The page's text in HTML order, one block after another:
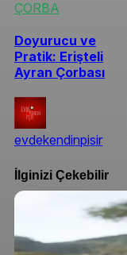
ÇORBA
Doyurucu ve
Pratik: Erişteli
Ayran Çorbası
evdekendinpisir